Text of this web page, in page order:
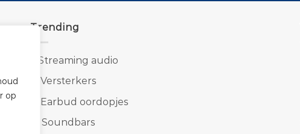
op
Trending
Streaming audio
Versterkers
Earbud oordopjes
Soundbars